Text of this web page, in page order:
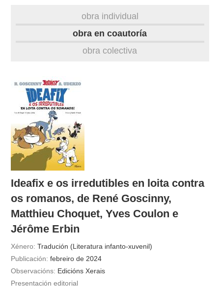
obra individual
obra en coautoría
obra colectiva
Ideafix e os irredutibles en loita contra
os romanos, de René Goscinny,
Matthieu Choquet, Yves Coulon e
Jérôme Erbin
Xénero: Tradución (Literatura infanto-xuvenil)
Publicación: febreiro de 2024
Observacións: Edicións Xerais
Presentación editorial